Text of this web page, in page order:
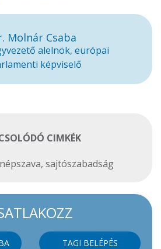
Molnár Csaba
alelnök, európai
képviselő
CIMKÉK
népszava, sajtószabadság
TAGI BELÉPÉS